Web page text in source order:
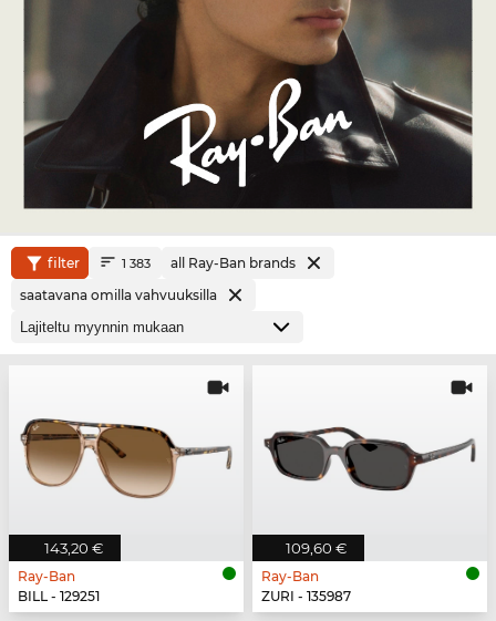
filter 1 383
all Ray-Ban brands
saatavana omilla vahvuuksilla
143,20 €
Ray-Ban
BILL - 129251
109,60 €
Ray-Ban
ZURI - 135987